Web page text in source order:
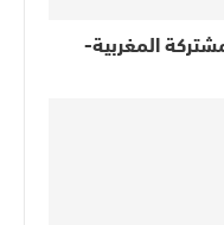
المغربية-